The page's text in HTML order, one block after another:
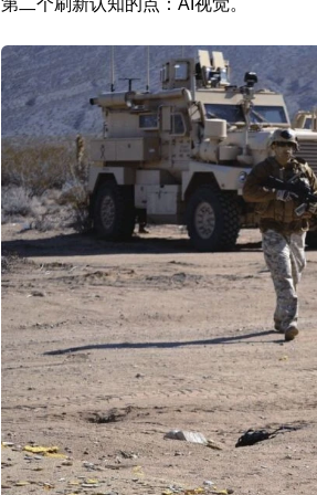
第二个刷新认知的点：AI视觉。